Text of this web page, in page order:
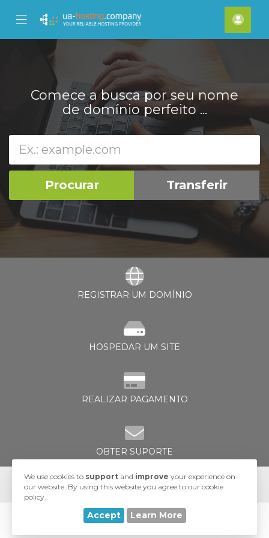
Mobile
Menu
Comece a busca por seu nome
de domínio perfeito ...
REGISTRAR UM DOMÍNIO
HOSPEDAR UM SITE
REALIZAR PAGAMENTO
OBTER SUPORTE
© 2026 UA-Hosting. All Rights Reserved.
We use cookies to support and improve your experience on
our website. By using this website you agree to our cookie
policy.
Accept Learn More